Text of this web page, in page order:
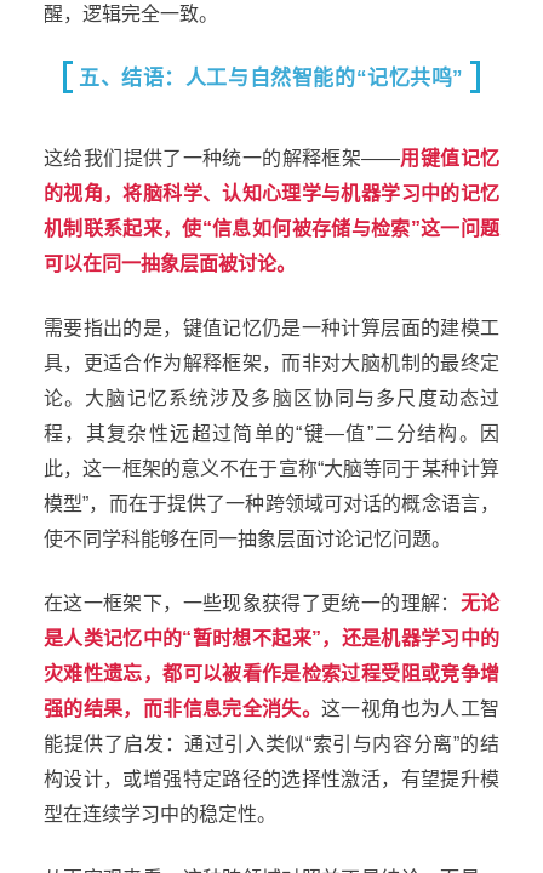
醒，逻辑完全一致。
五、结语：人工与自然智能的“记忆共鸣”
这给我们提供了一种统一的解释框架——用键值记忆
的视角，将脑科学、认知心理学与机器学习中的记忆
机制联系起来，使“信息如何被存储与检索”这一问题
可以在同一抽象层面被讨论。
需要指出的是，键值记忆仍是一种计算层面的建模工
具，更适合作为解释框架，而非对大脑机制的最终定
论。大脑记忆系统涉及多脑区协同与多尺度动态过
程，其复杂性远超过简单的“键—值”二分结构。因
此，这一框架的意义不在于宣称“大脑等同于某种计算
模型”，而在于提供了一种跨领域可对话的概念语言，
使不同学科能够在同一抽象层面讨论记忆问题。
在这一框架下，一些现象获得了更统一的理解： 无论
是人类记忆中的“暂时想不起来”，还是机器学习中的
灾难性遗忘，都可以被看作是检索过程受阻或竞争增
强的结果，而非信息完全消失。这一视角也为人工智
能提供了启发：通过引入类似“索引与内容分离”的结
构设计，或增强特定路径的选择性激活，有望提升模
型在连续学习中的稳定性。